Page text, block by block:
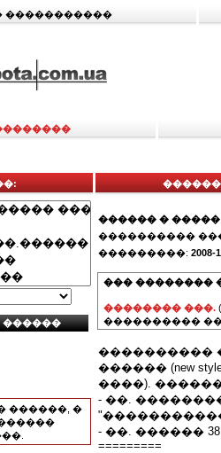
�����������
������, �
������ � �����
����������
���������: 2008-
��� ��������
�������� ���.
����������
����������
������ (new
����).
- ��.
- ��. ������
=========